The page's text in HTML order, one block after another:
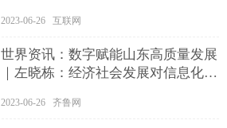
2023-06-26 互联网
世界资讯：数字赋能山东高质量发展
｜左晓栋：经济社会发展对信息化的
2023-06-26 齐鲁网